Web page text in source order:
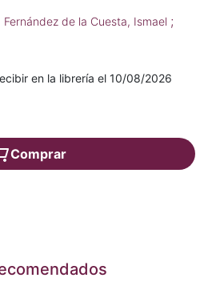
Fernández de la Cuesta, Ismael ;
en la librería el 10/08/2026
Comprar